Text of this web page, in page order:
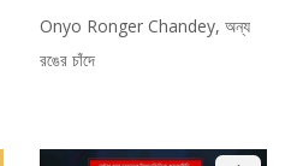
Onyo Ronger Chandey, অন্য
রঙের চাঁদে